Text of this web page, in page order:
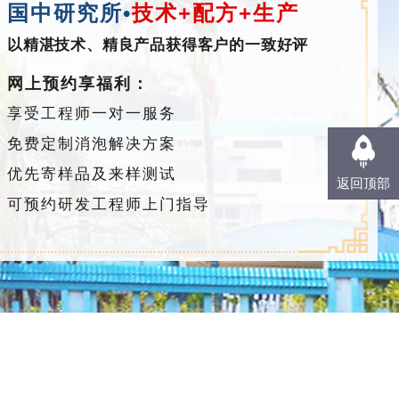
国中研究所•技术+配方+生产
以精湛技术、精良产品获得客户的一致好评
网上预约享福利：
享受工程师一对一服务
免费定制消泡解决方案
优先寄样品及来样测试
可预约研发工程师上门指导
返回顶部